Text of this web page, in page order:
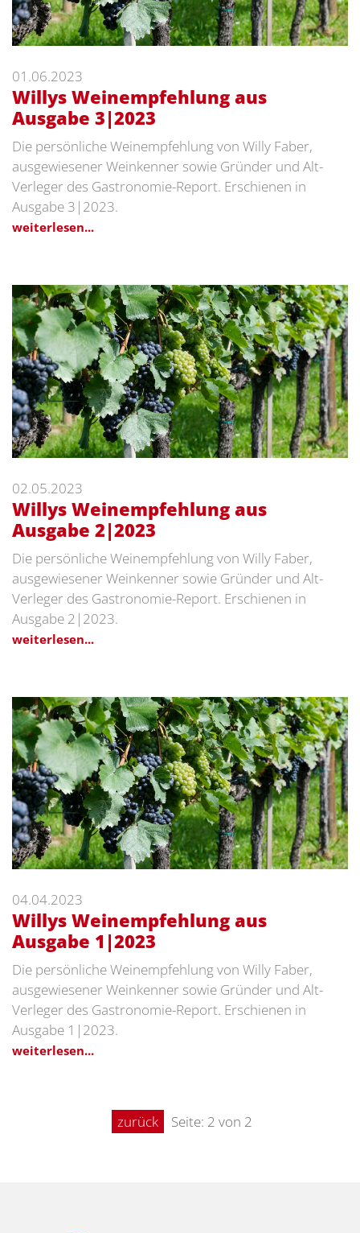
01.06.2023
Willys Weinempfehlung aus
Ausgabe 3|2023
Die persönliche Weinempfehlung von Willy Faber,
ausgewiesener Weinkenner sowie Gründer und Alt-
Verleger des Gastronomie-Report. Erschienen in
Ausgabe 3|2023.
weiterlesen...
02.05.2023
Willys Weinempfehlung aus
Ausgabe 2|2023
Die persönliche Weinempfehlung von Willy Faber,
ausgewiesener Weinkenner sowie Gründer und Alt-
Verleger des Gastronomie-Report. Erschienen in
Ausgabe 2|2023.
weiterlesen...
04.04.2023
Willys Weinempfehlung aus
Ausgabe 1|2023
Die persönliche Weinempfehlung von Willy Faber,
ausgewiesener Weinkenner sowie Gründer und Alt-
Verleger des Gastronomie-Report. Erschienen in
Ausgabe 1|2023.
weiterlesen...
zurück Seite: 2 von 2